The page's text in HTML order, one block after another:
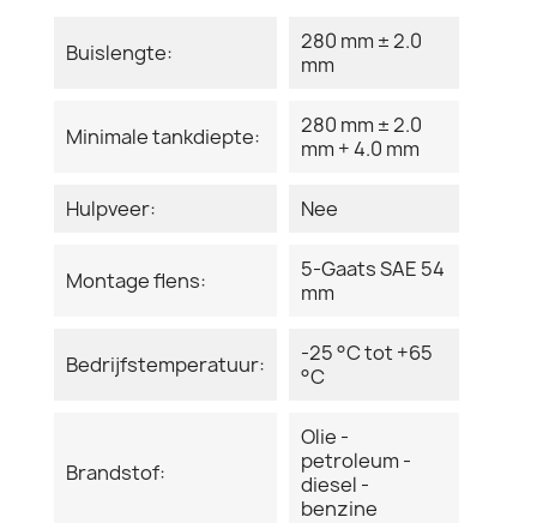
Buislengte:
280 mm ± 2.0
mm
Minimale tankdiepte:
280 mm ± 2.0
mm + 4.0 mm
Hulpveer: Nee
Montage flens:
5-Gaats SAE 54
mm
Bedrijfstemperatuur:
-25 °C tot +65
°C
Brandstof:
Olie -
petroleum -
diesel -
benzine